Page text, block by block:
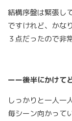
結構序盤は緊張し
ですけれど、かな
３点だったので非
ーー後半にかけて
しっかりと一人一
毎シーン向かって